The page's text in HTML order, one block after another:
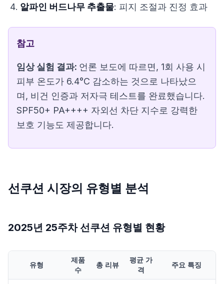
알파인 버드나무 추출물: 피지 조절과 진정 효과
참고
임상 실험 결과: 언론 보도에 따르면, 1회 사용 시
피부 온도가 6.4°C 감소하는 것으로 나타났으
며, 비건 인증과 저자극 테스트를 완료했습니다.
SPF50+ PA++++ 자외선 차단 지수로 강력한
보호 기능도 제공합니다.
선쿠션 시장의 유형별 분석
2025년 25주차 선쿠션 유형별 현황
유형
제품
수
총 리뷰
평균 가
격
주요 특징